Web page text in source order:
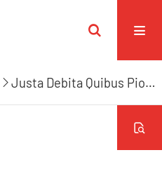
Justa Debita Quibus Pios Manes Generosi ... Domini Henrici De Meier, Icti Consummatissimi, Inclytæ Reipublicæ Patriæ Bremensis Consulis Senioris Cummaxime Præsidis Gravissimi Meritissimi Necnon Ecclessiarum Agri Bremensis ...